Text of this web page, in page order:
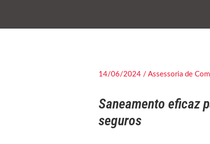
14/06/2024 / Assessoria de
Saneamento eficaz
seguros